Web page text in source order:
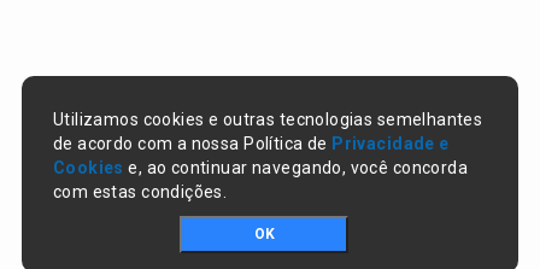
Utilizamos cookies e outras tecnologias semelhantes
de acordo com a nossa Política de Privacidade e
Cookies e, ao continuar navegando, você concorda
com estas condições.
OK